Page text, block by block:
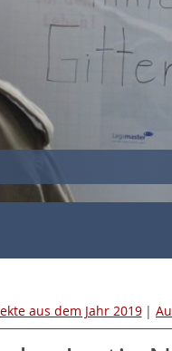
aus dem Jahr 2019 |